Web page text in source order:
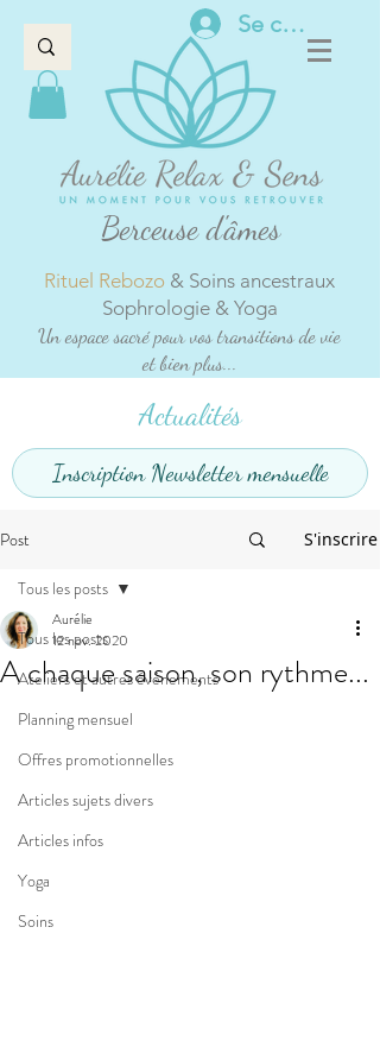
Se connecter
Berceuse d'âmes
Rituel Rebozo & Soins ancestraux
Sophrologie & Yoga
Un espace sacré pour vos transitions de vie
et bien plus...
Actualités
Inscription Newsletter mensuelle
Post S'inscrire
Tous les posts
Ateliers et autres événements
Planning mensuel
Offres promotionnelles
Articles sujets divers
Articles infos
Yoga
Soins
Tous les posts
A chaque saison, son rythme...
Aurélie
12 nov. 2020